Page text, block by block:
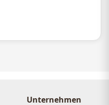
Unternehmen